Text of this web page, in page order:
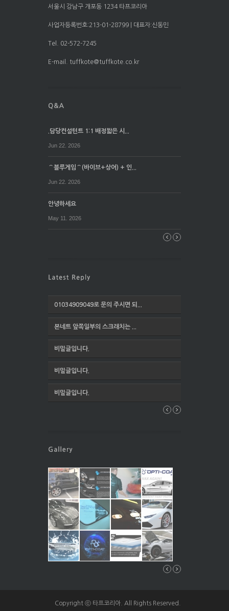
서울시 강남구 개포동 1234 타프코리아
사업자등록번호:213-01-28799 | 대표자:신동민
Tel. 02-572-7245
E-mail. tuffkote@tuffkote.co.kr
.담당컨설턴트 1:1 배정짧은 시...
Jun 22. 2026
⌒블루게임⌒(바이브+상어) + 인...
Jun 22. 2026
안녕하세요
May 11. 2026
01034909049로 문의 주시면 되...
본네트 앞쪽일부의 스크래치는 ...
비밀글입니다.
비밀글입니다.
비밀글입니다.
Copyright ⓒ 타프코리아. All Rights Reserved.